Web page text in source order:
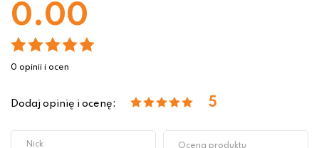
0.00
0 opinii i ocen
Dodaj opinię i ocenę: 5